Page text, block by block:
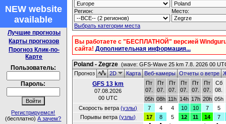
NEW website
available
Лучшие прогнозы
Карты прогнозов
Прогноз Клик-по-
Карте
Пользователь:
Пароль:
Регистрируемся!
(бесплатно)А зачем?
Регион: Место:
Выбрать категории места
Вы работаете с "БЕСПЛАТНОЙ" версией
сайта! Дополнительная информация...
Poland - Zegrze (wave: GFS-Wave 25 km 7.8. 2026 00
Прогноз
2D КартаВеб-камерыОтчеты о ветре
GFS 13 km
07.08.2026
00 UTC
Пт
07.
Пт
07.
Пт
07.
Пт
07.
Пт
07.
Пт
07.
Сб
08.
05h 08h 11h 14h 17h 20h 05h
Скорость ветра(узлы) 7 4 4 10 10 7
5
Порывы ветра(узлы) 17 8 5 12 11 14
7